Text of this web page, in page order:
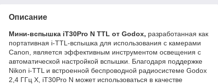
Описание
Мини-вспышка iT30Pro N TTL от Godox, разработанная как
портативная i-TTL-вспышка для использования с камерами
Canon, является эффективным инструментом освещения с
автоматической настройкой вспышки. Благодаря поддержке
Nikon i-TTL и встроенной беспроводной радиосистеме Godox
2,4 ГГц X, iT30Pro N может использоваться в качестве